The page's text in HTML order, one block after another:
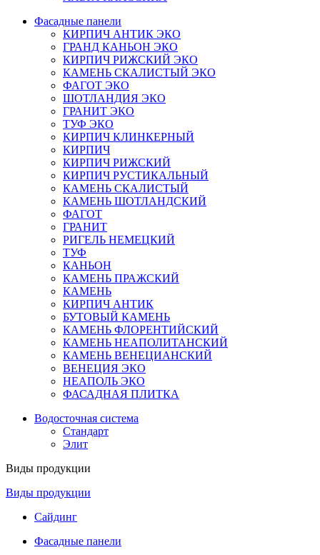
Фасадные панели
КИРПИЧ АНТИК ЭКО
ГРАНД КАНЬОН ЭКО
КИРПИЧ РИЖСКИЙ ЭКО
КАМЕНЬ СКАЛИСТЫЙ ЭКО
ФАГОТ ЭКО
ШОТЛАНДИЯ ЭКО
ГРАНИТ ЭКО
ТУФ ЭКО
КИРПИЧ КЛИНКЕРНЫЙ
КИРПИЧ
КИРПИЧ РИЖСКИЙ
КИРПИЧ РУСТИКАЛЬНЫЙ
КАМЕНЬ СКАЛИСТЫЙ
КАМЕНЬ ШОТЛАНДСКИЙ
ФАГОТ
ГРАНИТ
РИГЕЛЬ НЕМЕЦКИЙ
ТУФ
КАНЬОН
КАМЕНЬ ПРАЖСКИЙ
КАМЕНЬ
КИРПИЧ АНТИК
БУТОВЫЙ КАМЕНЬ
КАМЕНЬ ФЛОРЕНТИЙСКИЙ
КАМЕНЬ НЕАПОЛИТАНСКИЙ
КАМЕНЬ ВЕНЕЦИАНСКИЙ
ВЕНЕЦИЯ ЭКО
НЕАПОЛЬ ЭКО
ФАСАДНАЯ ПЛИТКА
Водосточная система
Стандарт
Элит
Виды продукции
Виды продукции
Сайдинг
Фасадные панели